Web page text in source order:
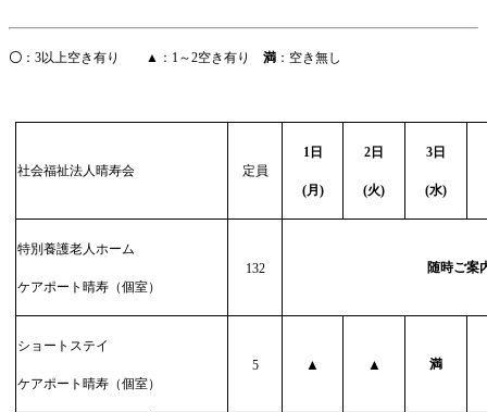
〇 ： 3以上空き有り ▲ ： 1～2空き有り 満 ：空き無し
社会福祉法人晴寿会 定員
1日
(月)
2日
(火)
3日
(水)
特別養護老人ホーム
ケアポート晴寿（個室）
132 随時ご案
ショートステイ
ケアポート晴寿（個室）
5 ▲ ▲ 満